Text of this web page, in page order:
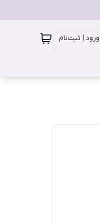
ورود | ثبت‌نام